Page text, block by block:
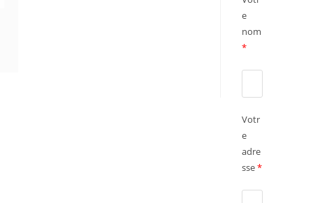
e
nom
*
Votr
e
adre
sse*